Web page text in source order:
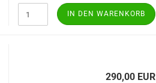
IN DEN WARENKORB
290,00 EUR